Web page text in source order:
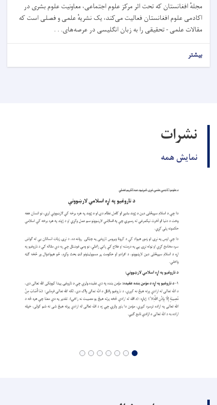
مجلهٔ افغانستان که تحت اثر مرکز علوم اجتماعی، معاونیت علوم بشری در
اکادمی علوم افغانستان فعالیت می‌کند، یک نشریهٔ علمی و فصلی است که
مقالات علمی - تحقیقی را به زبان انگلیسی در عرصه‌های. . .
بیشتر
نشرات
نمایش همه